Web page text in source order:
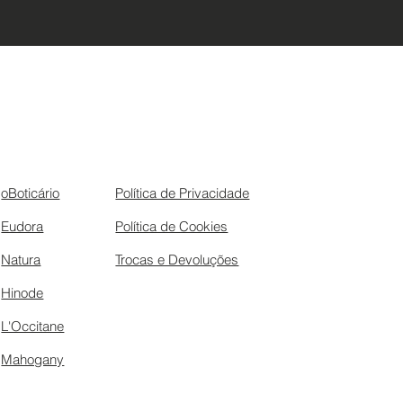
oBoticário
Eudora
Natura
Hinode
L'Occitane
Mahogany
Política de Privacidade
Política de Cookies
Trocas e Devoluções